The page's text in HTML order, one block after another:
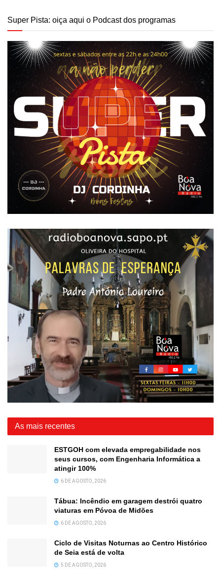
Super Pista: oiça aqui o Podcast dos programas
As mais recentes
ESTGOH com elevada empregabilidade nos
seus cursos, com Engenharia Informática a
atingir 100%
6 DE AGOSTO, 2026
Tábua: Incêndio em garagem destrói quatro
viaturas em Póvoa de Midões
6 DE AGOSTO, 2026
Ciclo de Visitas Noturnas ao Centro Histórico
de Seia está de volta
5 DE AGOSTO, 2026